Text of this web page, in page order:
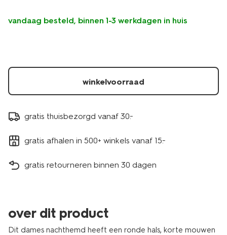
vandaag besteld, binnen 1-3 werkdagen in huis
winkelvoorraad
gratis thuisbezorgd vanaf 30.-
gratis afhalen in 500+ winkels vanaf 15.-
gratis retourneren binnen 30 dagen
over dit product
Dit dames nachthemd heeft een ronde hals, korte mouwen